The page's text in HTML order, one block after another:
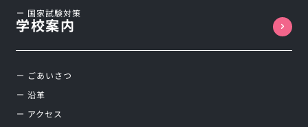
国家試験対策
学校案内
ごあいさつ
沿革
アクセス